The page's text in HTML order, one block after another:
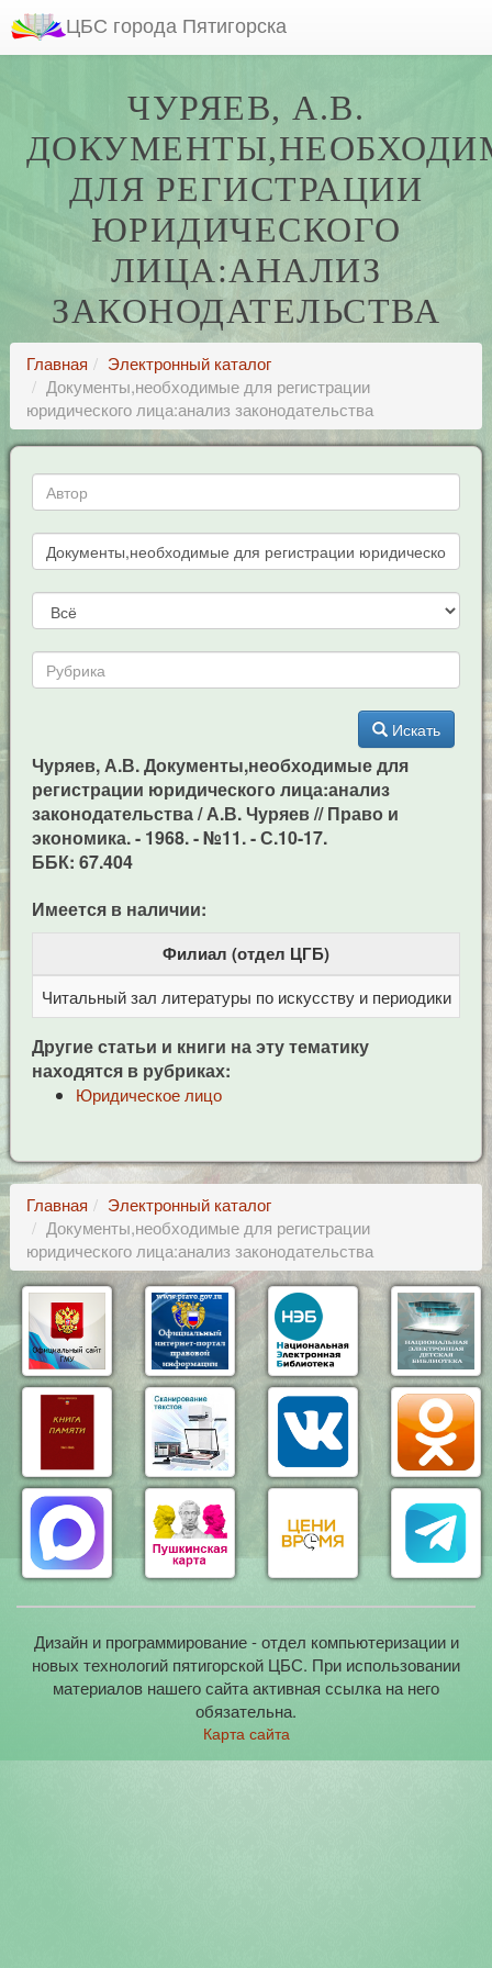
ЦБС города Пятигорска
ЧУРЯЕВ, А.В.
ДЛЯ РЕГИСТРАЦИИ
ЮРИДИЧЕСКОГО
ЛИЦА:АНАЛИЗ
ЗАКОНОДАТЕЛЬСТВА
Главная
Электронный каталог
Документы,необходимые для регистрации
юридического лица:анализ законодательства
Искать
Чуряев, А.В. Документы,необходимые для
регистрации юридического лица:анализ
законодательства / А.В. Чуряев // Право и
экономика. - 1968. - №11. - С.10-17.
ББК: 67.404
Имеется в наличии:
Филиал (отдел ЦГБ)
Читальный зал литературы по искусству и периодики
Другие статьи и книги на эту тематику
находятся в рубриках:
Юридическое лицо
Главная
Электронный каталог
Документы,необходимые для регистрации
юридического лица:анализ законодательства
Дизайн и программирование - отдел компьютеризации и
новых технологий пятигорской ЦБС. При использовании
материалов нашего сайта активная ссылка на него
обязательна.
Карта сайта